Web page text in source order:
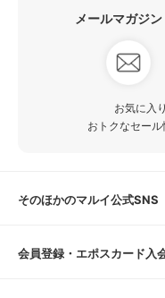
メールマガジ
お気に入
おトクなセー
そのほかのマルイ公式SNS
会員登録・エポスカード入